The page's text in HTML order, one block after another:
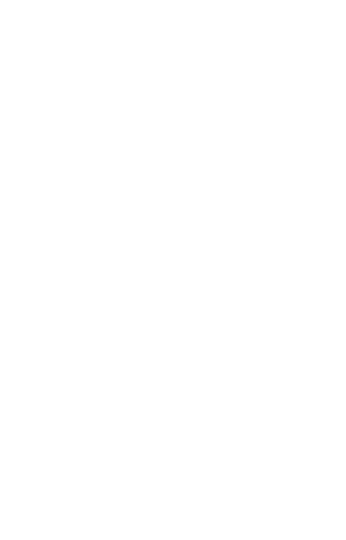
a-la carte reštauráciách (presné